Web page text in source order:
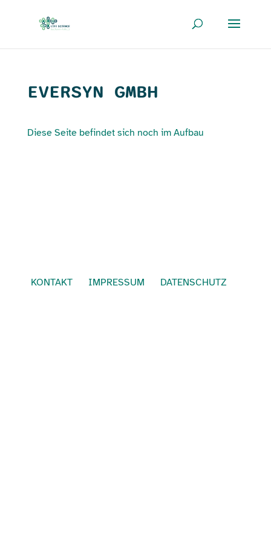
EVERSYN GMBH
Diese Seite befindet sich noch im Aufbau
KONTAKT IMPRESSUM DATENSCHUTZ